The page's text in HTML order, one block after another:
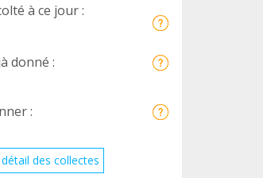
à ce jour :
donné :
:
des collectes